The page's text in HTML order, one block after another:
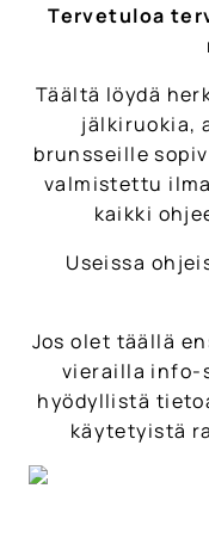
Tervetuloa
Täältä löydä
jälkiruokia,
brunsseille
valmistettu
kaikki
Useissa
Jos olet täällä
vierailla info-
hyödyllistä
käytetyistä